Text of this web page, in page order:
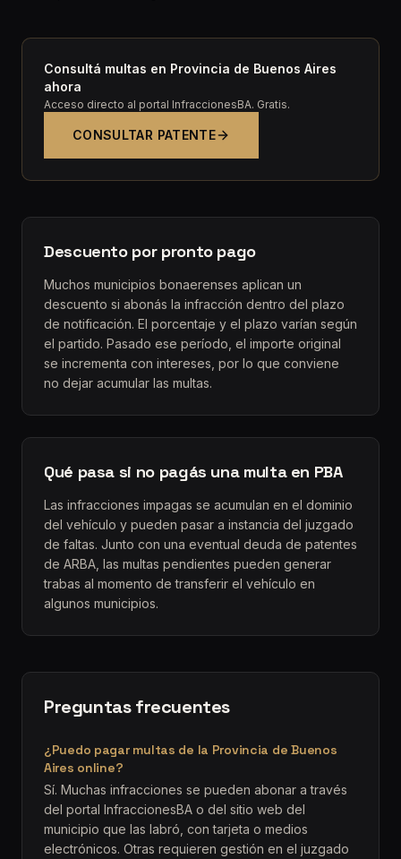
Consultá multas en Provincia de Buenos Aires
ahora
Acceso directo al portal InfraccionesBA. Gratis.
CONSULTAR PATENTE
Descuento por pronto pago
Muchos municipios bonaerenses aplican un
descuento si abonás la infracción dentro del plazo
de notificación. El porcentaje y el plazo varían según
el partido. Pasado ese período, el importe original
se incrementa con intereses, por lo que conviene
no dejar acumular las multas.
Qué pasa si no pagás una multa en PBA
Las infracciones impagas se acumulan en el dominio
del vehículo y pueden pasar a instancia del juzgado
de faltas. Junto con una eventual deuda de patentes
de ARBA, las multas pendientes pueden generar
trabas al momento de transferir el vehículo en
algunos municipios.
Preguntas frecuentes
¿Puedo pagar multas de la Provincia de Buenos
Aires online?
Sí. Muchas infracciones se pueden abonar a través
del portal InfraccionesBA o del sitio web del
municipio que las labró, con tarjeta o medios
electrónicos. Otras requieren gestión en el juzgado